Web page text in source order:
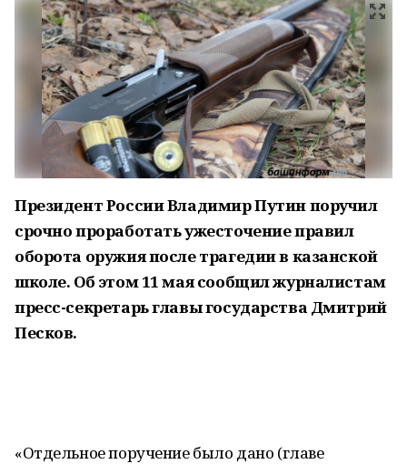
Президент России Владимир Путин поручил
срочно проработать ужесточение правил
оборота оружия после трагедии в казанской
школе. Об этом 11 мая сообщил журналистам
пресс-секретарь главы государства Дмитрий
Песков.
«Отдельное поручение было дано (главе